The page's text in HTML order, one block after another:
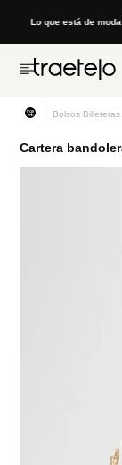
Lo que está de
Bolsos
Cartera